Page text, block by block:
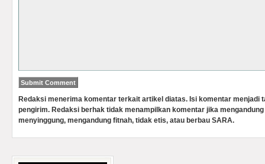
Redaksi menerima komentar terkait artikel diatas. Isi komentar menjadi
pengirim. Redaksi berhak tidak menampilkan komentar jika
menyinggung, mengandung fitnah, tidak etis, atau berbau SARA.